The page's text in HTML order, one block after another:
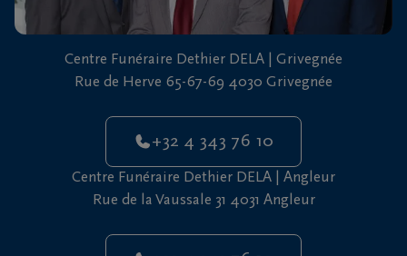
10
Centre Funéraire Dethier DELA | Grivegnée
Rue de Herve 65-67-69 4030 Grivegnée
+32 4 343 76 10
Centre Funéraire Dethier DELA | Angleur
Rue de la Vaussale 31 4031 Angleur